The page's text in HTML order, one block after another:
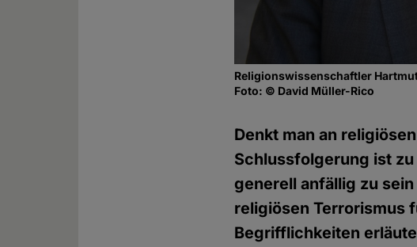
Religionswissenschaftler
Foto: © David Müller-Rico
Denkt man an
Schlussfolgerung ist
generell anfällig zu
religiösen Terrorismus
Begrifflichkeiten